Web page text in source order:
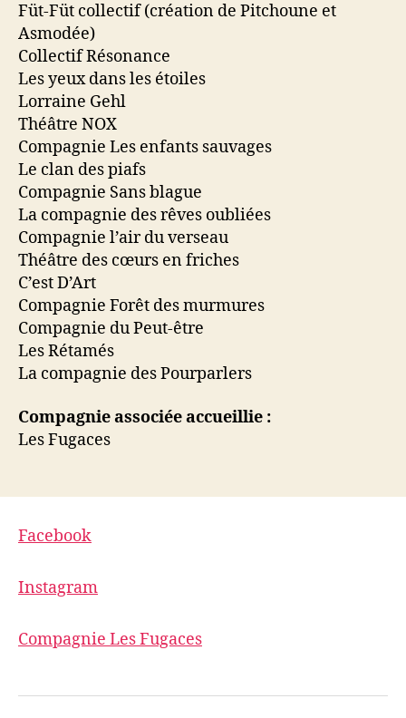
Füt-Füt collectif (création de Pitchoune et
Asmodée)
Collectif Résonance
Les yeux dans les étoiles
Lorraine Gehl
Théâtre NOX
Compagnie Les enfants sauvages
Le clan des piafs
Compagnie Sans blague
La compagnie des rêves oubliées
Compagnie l’air du verseau
Théâtre des cœurs en friches
C’est D’Art
Compagnie Forêt des murmures
Compagnie du Peut-être
Les Rétamés
La compagnie des Pourparlers
Compagnie associée accueillie :
Les Fugaces
Facebook
Instagram
Compagnie Les Fugaces